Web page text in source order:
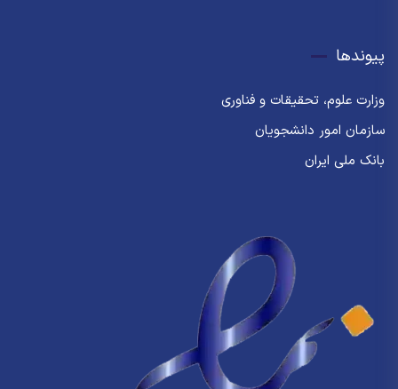
پیوندها
وزارت علوم، تحقیقات و فناوری
سازمان امور دانشجویان
بانک ملی ایران